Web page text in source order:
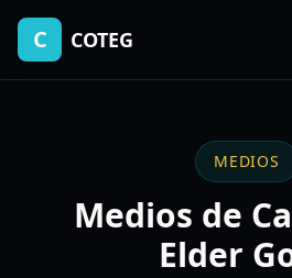
C COTEG
MEDIOS
Medios de
Elder